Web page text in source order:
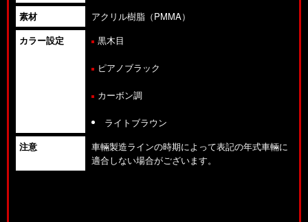
素材
アクリル樹脂（PMMA）
カラー設定
黒木目
ピアノブラック
カーボン調
ライトブラウン
注意
車輛製造ラインの時期によって表記の年式車輛に
適合しない場合がございます。